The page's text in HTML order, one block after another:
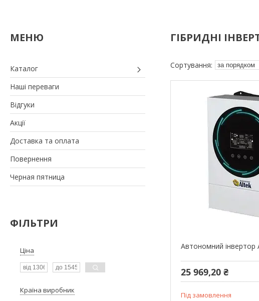
Каталог
Наші переваги
Відгуки
Акції
Доставка та оплата
Повернення
Черная пятница
ФІЛЬТРИ
Ціна
Країна виробник
ГІБРИДНІ
Автономний інвертор
25 969,20 ₴
Під замовлення